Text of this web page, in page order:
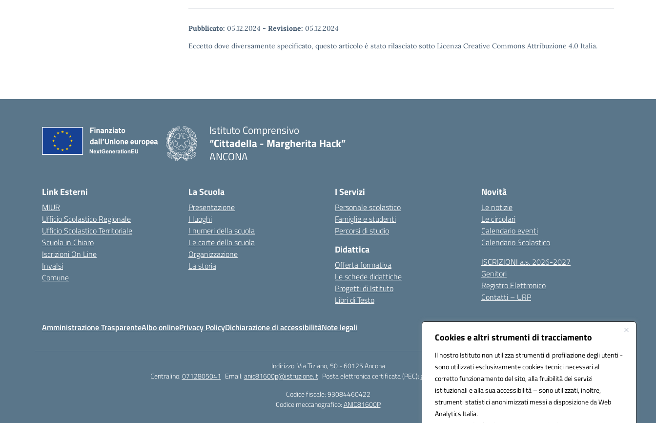
Cookies e altri strumenti di tracciamento
Il nostro Istituto non utilizza strumenti di profilazione degli utenti -
sono utilizzati esclusivamente cookies tecnici necessari al
corretto funzionamento del sito, alla fruibilità dei servizi
istituzionali e alla sua accessibilità – sono utilizzati, inoltre,
strumenti statistici anonimizzati messi a disposizione da Web
Analytics Italia.
Pubblicato: 05.12.2024 - Revisione: 05.12.2024
Eccetto dove diversamente specificato, questo articolo è stato rilasciato sotto Licenza Creative Commons Attribuzione 4.0 Italia.
Istituto Comprensivo
“Cittadella - Margherita Hack”
ANCONA
Link Esterni
MIUR
Ufficio Scolastico Regionale
Ufficio Scolastico Territoriale
Scuola in Chiaro
Iscrizioni On Line
Invalsi
Comune
La Scuola
Presentazione
I luoghi
I numeri della scuola
Le carte della scuola
Organizzazione
La storia
I Servizi
Personale scolastico
Famiglie e studenti
Percorsi di studio
Didattica
Offerta formativa
Le schede didattiche
Progetti di Istituto
Libri di Testo
Novità
Le notizie
Le circolari
Calendario eventi
Calendario Scolastico
ISCRIZIONI a.s. 2026-2027
Genitori
Registro Elettronico
Contatti – URP
Amministrazione TrasparenteAlbo onlinePrivacy PolicyDichiarazione di accessibilitàNote legali
Indirizzo:Via Tiziano, 50 - 60125 Ancona
Centralino:0712805041 Email:anic81600p@istruzione.it Posta elettronica certificata (PEC):anic81600p@pec.istruzione.it
Codice fiscale: 93084460422
Codice meccanografico:ANIC81600P